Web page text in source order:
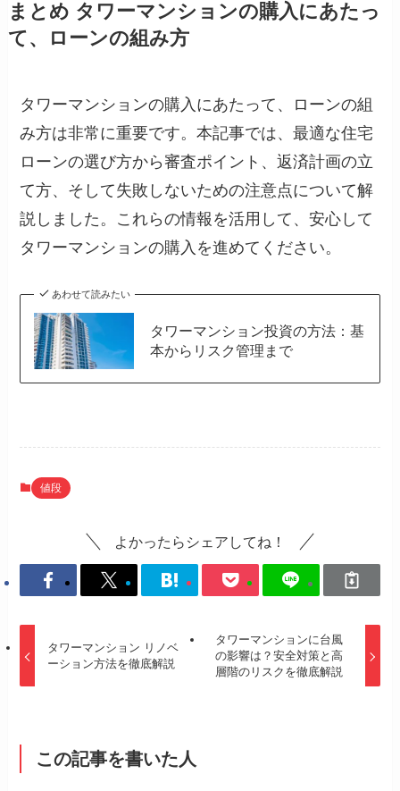
まとめ タワーマンションの購入にあたっ
て、ローンの組み方
タワーマンションの購入にあたって、ローンの組
み方は非常に重要です。本記事では、最適な住宅
ローンの選び方から審査ポイント、返済計画の立
て方、そして失敗しないための注意点について解
説しました。これらの情報を活用して、安心して
タワーマンションの購入を進めてください。
あわせて読みたい
タワーマンション投資の方法：基
本からリスク管理まで
値段
よかったらシェアしてね！
タワーマンション リノベ
ーション方法を徹底解説
タワーマンションに台風
の影響は？安全対策と高
層階のリスクを徹底解説
この記事を書いた人